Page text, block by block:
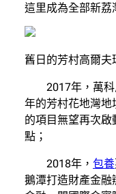
這里成為全部新荔
舊日的芳村高爾夫
2017年，萬科
年的芳村花地灣地
的項目無望再次
點；
2018年， 包養
鵝潭打造財產金融